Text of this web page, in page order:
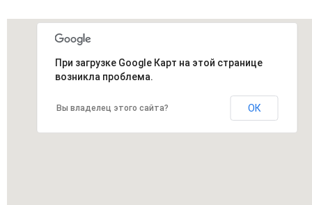
При загрузке Google Карт на этой странице
возникла проблема.
Вы владелец этого сайта? ОК